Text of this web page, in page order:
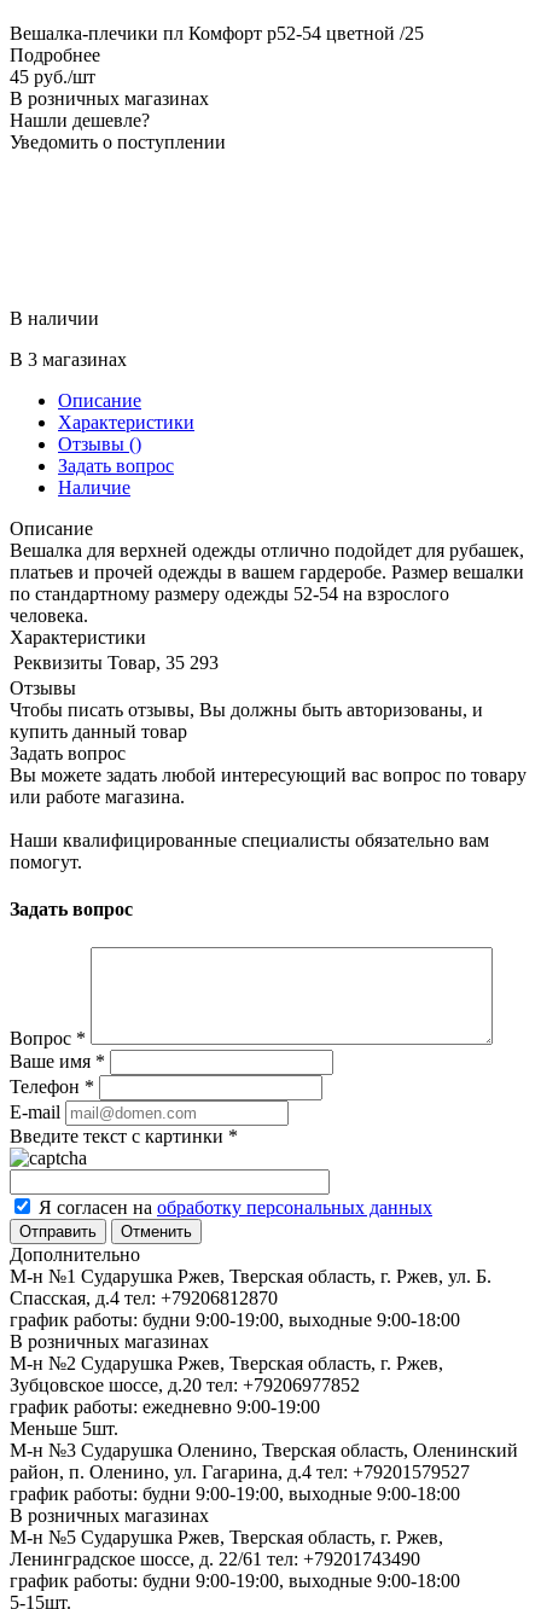
Вешалка-плечики пл Комфорт р52-54 цветной /25
Подробнее
45 руб./шт
В розничных магазинах
Нашли дешевле?
Уведомить о поступлении
В наличии
В 3 магазинах
Описание
Характеристики
Отзывы ()
Задать вопрос
Наличие
Описание
Вешалка для верхней одежды отлично подойдет для рубашек,
платьев и прочей одежды в вашем гардеробе. Размер вешалки
по стандартному размеру одежды 52-54 на взрослого
человека.
Характеристики
Реквизиты Товар, 35 293
Отзывы
Чтобы писать отзывы, Вы должны быть авторизованы, и
купить данный товар
Задать вопрос
Вы можете задать любой интересующий вас вопрос по товару
или работе магазина.
Наши квалифицированные специалисты обязательно вам
помогут.
Задать вопрос
Вопрос *
Ваше имя *
Телефон *
E-mail
Введите текст с картинки *
Я согласен на обработку персональных данных
Отменить
Дополнительно
М-н №1 Сударушка Ржев, Тверская область, г. Ржев, ул. Б.
Спасская, д.4 тел: +79206812870
график работы: будни 9:00-19:00, выходные 9:00-18:00
В розничных магазинах
М-н №2 Cударушка Ржев, Тверская область, г. Ржев,
Зубцовское шоссе, д.20 тел: +79206977852
график работы: ежедневно 9:00-19:00
Меньше 5шт.
М-н №3 Сударушка Оленино, Тверская область, Оленинский
район, п. Оленино, ул. Гагарина, д.4 тел: +79201579527
график работы: будни 9:00-19:00, выходные 9:00-18:00
В розничных магазинах
М-н №5 Сударушка Ржев, Тверская область, г. Ржев,
Ленинградское шоссе, д. 22/61 тел: +79201743490
график работы: будни 9:00-19:00, выходные 9:00-18:00
5-15шт.